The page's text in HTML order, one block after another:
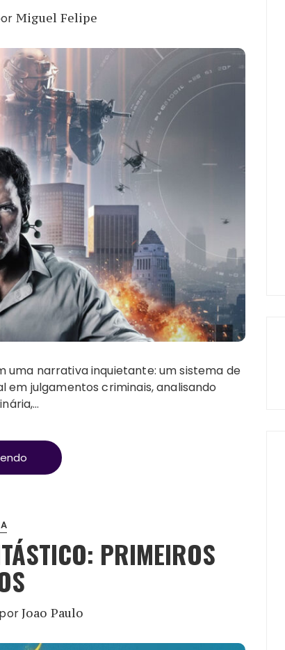
Miguel Felipe
uma narrativa inquietante: um sistema de
julgamentos criminais, analisando
PRIMEIROS
porJoao Paulo